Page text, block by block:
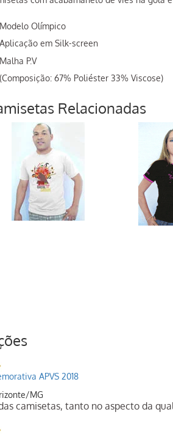
Modelo Olímpico
Aplicação em Silk-screen
Malha P.V
(Composição: 67% Poliéster 33% Viscose)
Relacionadas
APVS 2018
MG
camisetas, tanto no aspecto da